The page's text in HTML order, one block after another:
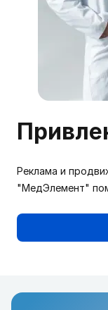
Реклама и
"МедЭлемент"